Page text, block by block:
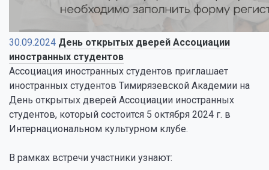
30.09.2024 День открытых дверей Ассоциации
иностранных студентов
Ассоциация иностранных студентов приглашает
иностранных студентов Тимирязевской Академии на
День открытых дверей Ассоциации иностранных
студентов, который состоится 5 октября 2024 г. в
Интернациональном культурном клубе.
В рамках встречи участники узнают: